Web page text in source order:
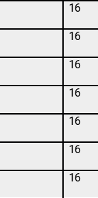
16
16
16
16
16
16
16